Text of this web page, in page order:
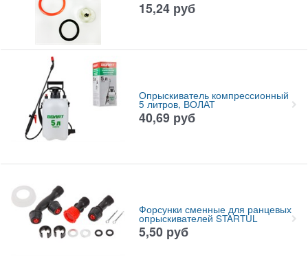
15,24 руб
Опрыскиватель компрессионный
5 литров, ВОЛАТ
40,69 руб
Форсунки сменные для ранцевых
опрыскивателей STARTUL
5,50 руб